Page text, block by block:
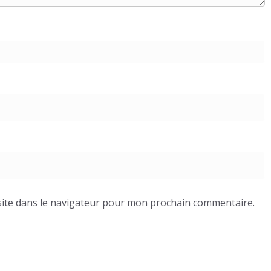
dans le navigateur pour mon prochain commentaire.